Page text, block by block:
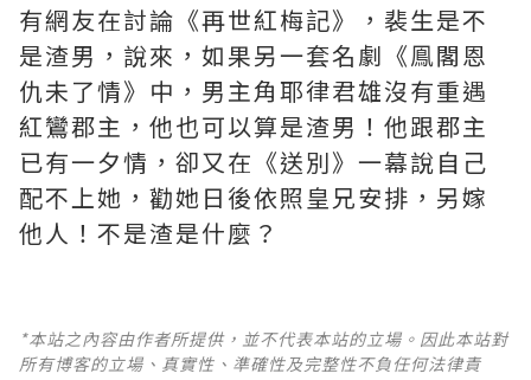
有網友在討論《再世紅梅記》，裴生是不
是渣男，說來，如果另一套名劇《鳯閣恩
仇未了情》中，男主角耶律君雄沒有重遇
紅鸞郡主，他也可以算是渣男！他跟郡主
已有一夕情，卻又在《送別》一幕說自己
配不上她，勸她日後依照皇兄安排，另嫁
他人！不是渣是什麼？ ​​​
*本站之內容由作者所提供，並不代表本站的立場。因此本站對
所有博客的立場、真實性、準確性及完整性不負任何法律責